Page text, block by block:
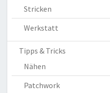
Stricken
Werkstatt
Tipps & Tricks
Nähen
Patchwork